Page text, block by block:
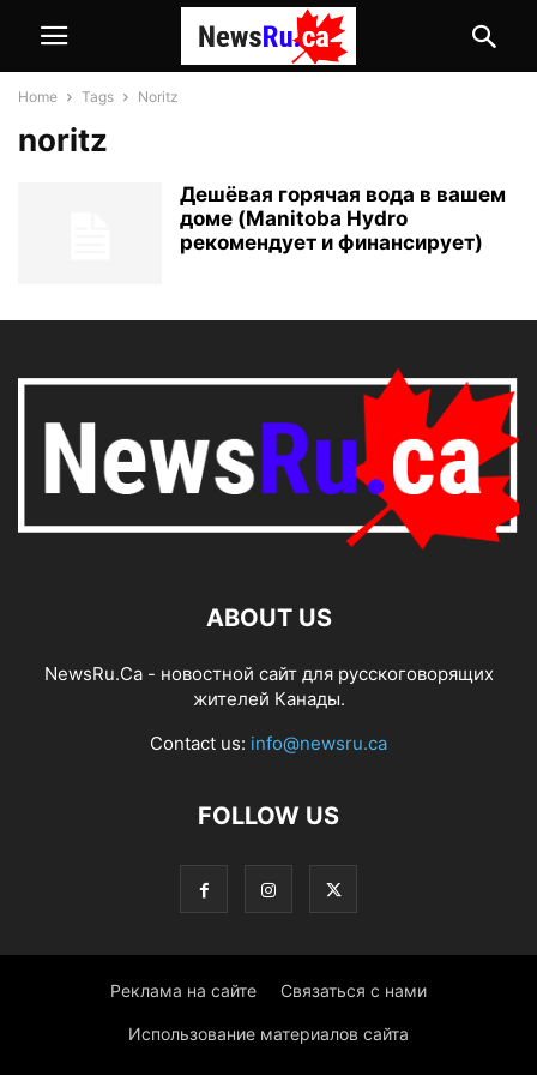
Home Tags Noritz
noritz
Дешёвая горячая вода в вашем
доме (Manitoba Hydro
рекомендует и финансирует)
ABOUT US
NewsRu.Ca - новостной сайт для русскоговорящих
жителей Канады.
Contact us: info@newsru.ca
FOLLOW US
Реклама на сайте Связаться с нами
Использование материалов сайта